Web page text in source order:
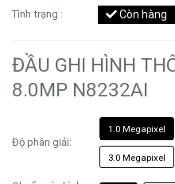
Tình trạng :
Còn hàng
ĐẦU GHI HÌNH
8.0MP N8232AI
Độ phân giải:
1.0 Megapixel
3.0 Megapixel